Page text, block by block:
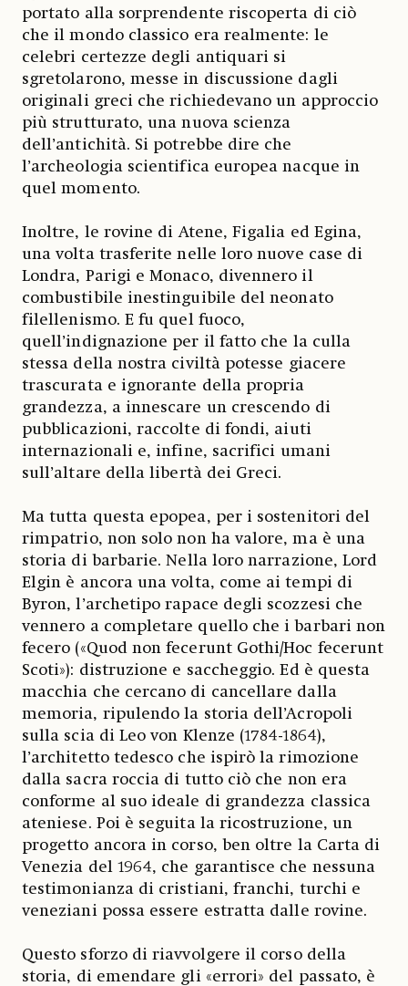
portato alla sorprendente riscoperta di ciò
che il mondo classico era realmente: le
celebri certezze degli antiquari si
sgretolarono, messe in discussione dagli
originali greci che richiedevano un approccio
più strutturato, una nuova scienza
dell’antichità. Si potrebbe dire che
l’archeologia scientifica europea nacque in
quel momento.
Inoltre, le rovine di Atene, Figalia ed Egina,
una volta trasferite nelle loro nuove case di
Londra, Parigi e Monaco, divennero il
combustibile inestinguibile del neonato
filellenismo. E fu quel fuoco,
quell’indignazione per il fatto che la culla
stessa della nostra civiltà potesse giacere
trascurata e ignorante della propria
grandezza, a innescare un crescendo di
pubblicazioni, raccolte di fondi, aiuti
internazionali e, infine, sacrifici umani
sull’altare della libertà dei Greci.
Ma tutta questa epopea, per i sostenitori del
rimpatrio, non solo non ha valore, ma è una
storia di barbarie. Nella loro narrazione, Lord
Elgin è ancora una volta, come ai tempi di
Byron, l’archetipo rapace degli scozzesi che
vennero a completare quello che i barbari non
fecero («Quod non fecerunt Gothi/Hoc fecerunt
Scoti»): distruzione e saccheggio. Ed è questa
macchia che cercano di cancellare dalla
memoria, ripulendo la storia dell’Acropoli
sulla scia di Leo von Klenze (1784-1864),
l’architetto tedesco che ispirò la rimozione
dalla sacra roccia di tutto ciò che non era
conforme al suo ideale di grandezza classica
ateniese. Poi è seguita la ricostruzione, un
progetto ancora in corso, ben oltre la Carta di
Venezia del 1964, che garantisce che nessuna
testimonianza di cristiani, franchi, turchi e
veneziani possa essere estratta dalle rovine.
Questo sforzo di riavvolgere il corso della
storia, di emendare gli «errori» del passato, è